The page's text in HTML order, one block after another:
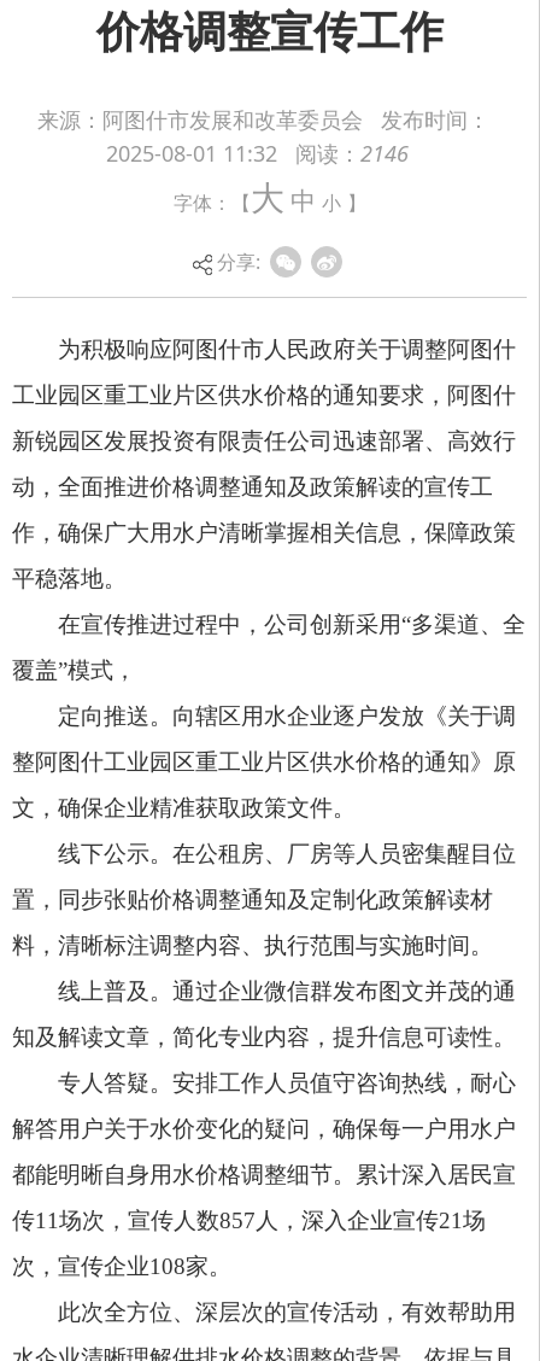
价格调整宣传工作
来源：阿图什市发展和改革委员会
发布时间：
2025-08-01 11:32
阅读： 2146
字体：【大 中 小 】
分享:
为积极响应阿图什市人民政府关于调整阿图什
工业园区重工业片区供水价格的通知要求，阿图什
动，全面推进价格调整通知及政策解读的宣传工
平稳落地。
在宣传推进过程中，公司创新采用“多渠道、全
覆盖”模式，
整阿图什工业园区重工业片区供水价格的通知》原
文，确保企业精准获取政策文件。
线下公示。在公租房、厂房等人员
置，同步张贴价格调整通知及定制化政策解读材
料，清晰标注调整内容、执行范围与实施时间。
知及解读文章，简化专业内容，提升信息可读性。
专人答疑。安排工作人员值守咨询热线，耐心
解答用户关于水价变化的疑问，确保每一户用水户
都能明晰自身用水价格调整细节。累计深入居民宣
传11场次，宣传人数857人，深入企业宣传21场
此次全方位、深层次的宣传活动，有效帮助用
水企业清晰理解供排水价格调整的背景、依据与具
体内容，从源头上减少了因信息不对称可能引发的
误解与矛盾，为价格调整政策的平稳落地筑牢基
础。
将持续坚守“以服务促发展”的宗旨，一方面严格落
实供排水价格新政，确保政策执行规范透明；另一
方面不断优化服务流程、提升服务效能，以更优质
的供排水保障，为园区企业稳定经营、持续发展注
入坚实动力。